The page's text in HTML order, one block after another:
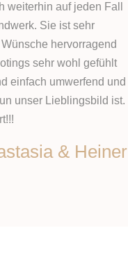
weiterhin auf jeden Fall
Sie ist sehr
hervorragend
sehr wohl gefühlt
einfach umwerfend und
unser Lieblingsbild ist.
& Heiner